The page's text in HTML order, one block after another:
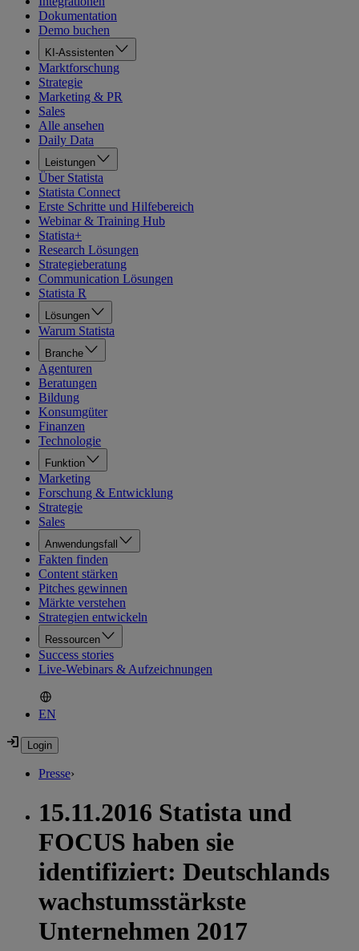
Dokumentation
Demo buchen
KI-Assistenten
Marktforschung
Strategie
Marketing & PR
Sales
Alle ansehen
Daily Data
Leistungen
Über Statista
Statista Connect
Erste Schritte und Hilfebereich
Webinar & Training Hub
Statista+
Research Lösungen
Strategieberatung
Communication Lösungen
Statista R
Lösungen
Warum Statista
Branche
Agenturen
Beratungen
Bildung
Konsumgüter
Finanzen
Technologie
Funktion
Marketing
Forschung & Entwicklung
Strategie
Sales
Anwendungsfall
Fakten finden
Content stärken
Pitches gewinnen
Märkte verstehen
Strategien entwickeln
Ressourcen
Success stories
Live-Webinars & Aufzeichnungen
EN
Presse›
15.11.2016 Statista und
FOCUS haben sie
identifiziert: Deutschlands
wachstumsstärkste
Unternehmen 2017